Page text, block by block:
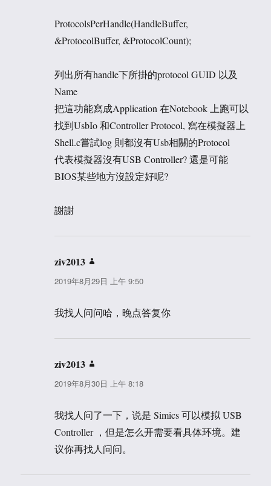
ProtocolsPerHandle(HandleBuffer,
&ProtocolBuffer, &ProtocolCount);
列出所有handle下所掛的protocol GUID 以及
Name
把這功能寫成Application 在Notebook 上跑可以
找到UsbIo 和Controller Protocol, 寫在模擬器上
Shell.c嘗試log 則都沒有Usb相關的Protocol
代表模擬器沒有USB Controller? 還是可能
BIOS某些地方沒設定好呢?
謝謝
ziv2013
道：
2019年8月29日 上午 9:50
我找人问问哈，晚点答复你
ziv2013
道：
2019年8月30日 上午 8:18
我找人问了一下，说是 Simics 可以模拟 USB
Controller ，但是怎么开需要看具体环境。建
议你再找人问问。